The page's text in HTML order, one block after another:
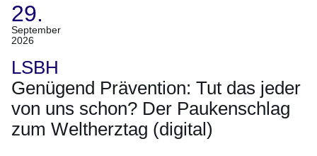
2026)
29.
September
2026
(Termin:
29.
September
LSBH
Genügend Prävention: Tut das jeder
von uns schon? Der Paukenschlag
zum Weltherztag (digital)